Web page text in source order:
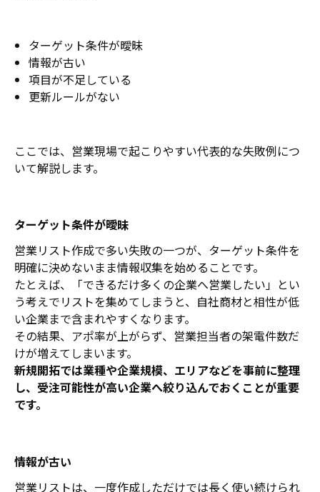
ターゲット条件が曖昧
情報が古い
項目が不足している
更新ルールがない
ここでは、営業現場で起こりやすい代表的な失敗例につ
いて解説します。
ターゲット条件が曖昧
営業リスト作成で多い失敗の一つが、ターゲット条件を
明確に決めないまま情報収集を始めることです。
たとえば、「できるだけ多くの企業へ営業したい」とい
う考えでリストを集めてしまうと、自社商材と相性が低
い企業まで含まれやすくなります。
その結果、アポ率が上がらず、営業担当者の架電件数だ
けが増えてしまいます。
新規開拓では業種や企業規模、エリアなどを事前に整理
し、受注可能性が高い企業へ絞り込んでおくことが重要
です。
情報が古い
営業リストは、一度作成しただけでは長く使い続けられ